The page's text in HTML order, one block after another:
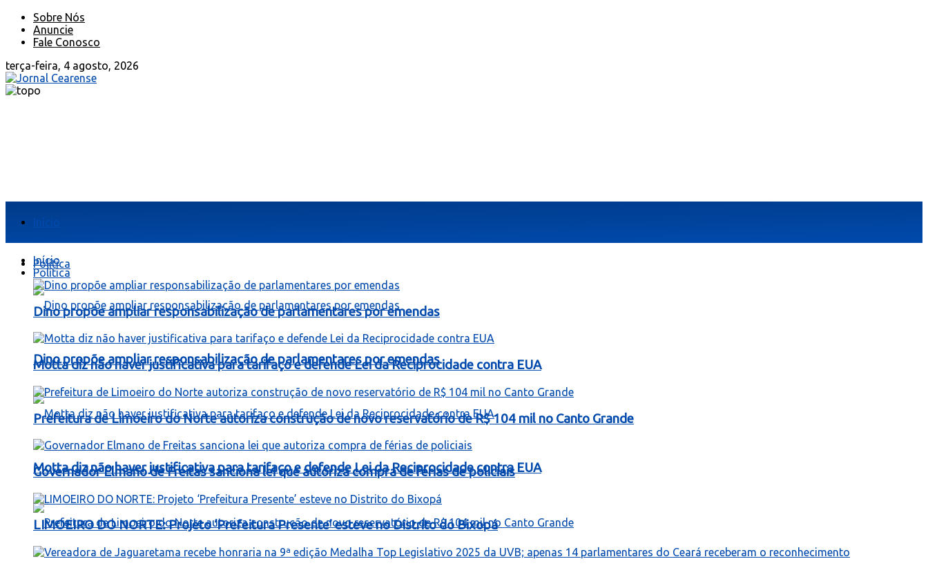
Sobre Nós
Anuncie
Fale Conosco
terça-feira, 4 agosto, 2026
Início
Política
Dino propõe ampliar responsabilização de parlamentares por emendas
Motta diz não haver justificativa para tarifaço e defende Lei da Reciprocidade contra EUA
Início
Política
Dino propõe ampliar responsabilização de parlamentares por emendas
Motta diz não haver justificativa para tarifaço e defende Lei da Reciprocidade contra EUA
Prefeitura de Limoeiro do Norte autoriza construção de novo reservatório de R$ 104 mil no Canto Grande
Governador Elmano de Freitas sanciona lei que autoriza compra de férias de policiais
LIMOEIRO DO NORTE: Projeto ‘Prefeitura Presente’ esteve no Distrito do Bixopá